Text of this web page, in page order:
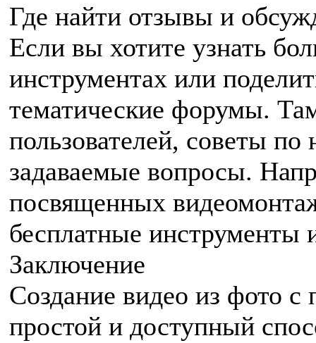
Где найти отзывы и
Если вы хотите узнать
инструментах или
тематические форумы.
пользователей, советы по
задаваемые вопросы.
посвященных
бесплатные инструменты
Заключение
Создание видео из фото
простой и доступный